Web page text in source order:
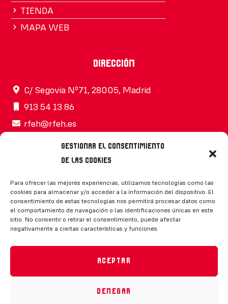
Gestionar el consentimiento
de las cookies
Para ofrecer las mejores experiencias, utilizamos tecnologías como las
cookies para almacenar y/o acceder a la información del dispositivo. El
consentimiento de estas tecnologías nos permitirá procesar datos como
el comportamiento de navegación o las identificaciones únicas en este
sitio. No consentir o retirar el consentimiento, puede afectar
negativamente a ciertas características y funciones.
Aceptar
Denegar
TIENDA
MAPA WEB
Dirección
C/ Segovia Nº71, 28005, Madrid
913 54 13 86
rfeh@rfeh.es
Síguenos